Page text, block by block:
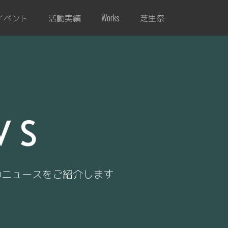
ベント 活動実績 Works 芝生祭
ュースをご紹介します